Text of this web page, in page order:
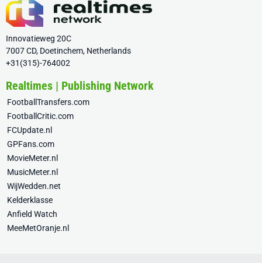
Innovatieweg 20C
7007 CD, Doetinchem, Netherlands
+31(315)-764002
Realtimes | Publishing Network
FootballTransfers.com
FootballCritic.com
FCUpdate.nl
GPFans.com
MovieMeter.nl
MusicMeter.nl
WijWedden.net
Kelderklasse
Anfield Watch
MeeMetOranje.nl